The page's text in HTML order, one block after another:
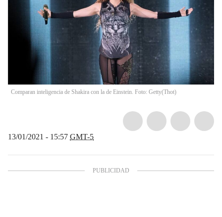
Comparan inteligencia de Shakira con la de Einstein. Foto: Getty(Thot)
13/01/2021 - 15:57 GMT-5